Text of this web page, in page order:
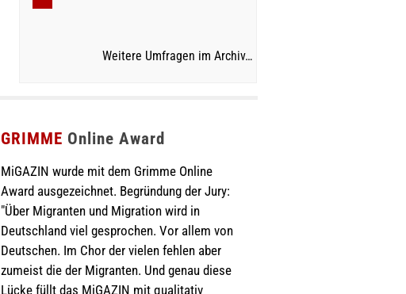
Weitere Umfragen im Archiv…
GRIMME Online Award
MiGAZIN wurde mit dem Grimme Online
Award ausgezeichnet. Begründung der Jury:
"Über Migranten und Migration wird in
Deutschland viel gesprochen. Vor allem von
Deutschen. Im Chor der vielen fehlen aber
zumeist die der Migranten. Und genau diese
Lücke füllt das MiGAZIN mit qualitativ